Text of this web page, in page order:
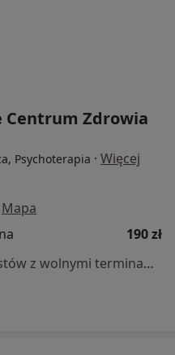
Centrum Zdrowia
Psychoterapia · Więcej
Mapa
190 zł
Brak dostępnych specjalistów z wolnymi terminami w tym centrum medycznym.